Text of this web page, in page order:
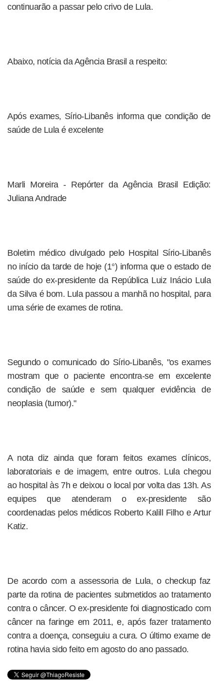
continuarão a passar pelo crivo de Lula.
Abaixo, notícia da Agência Brasil a respeito:
Após exames, Sírio-Libanês informa que condição de
saúde de Lula é excelente
Marli Moreira - Repórter da Agência Brasil Edição:
Juliana Andrade
Boletim médico divulgado pelo Hospital Sírio-Libanês
no início da tarde de hoje (1°) informa que o estado de
saúde do ex-presidente da República Luiz Inácio Lula
da Silva é bom. Lula passou a manhã no hospital, para
uma série de exames de rotina.
Segundo o comunicado do Sírio-Libanês, "os exames
mostram que o paciente encontra-se em excelente
condição de saúde e sem qualquer evidência de
neoplasia (tumor)."
A nota diz ainda que foram feitos exames clínicos,
laboratoriais e de imagem, entre outros. Lula chegou
ao hospital às 7h e deixou o local por volta das 13h. As
equipes que atenderam o ex-presidente são
coordenadas pelos médicos Roberto Kalill Filho e Artur
Katiz.
De acordo com a assessoria de Lula, o checkup faz
parte da rotina de pacientes submetidos ao tratamento
contra o câncer. O ex-presidente foi diagnosticado com
câncer na faringe em 2011, e, após fazer tratamento
contra a doença, conseguiu a cura. O último exame de
rotina havia sido feito em agosto do ano passado.